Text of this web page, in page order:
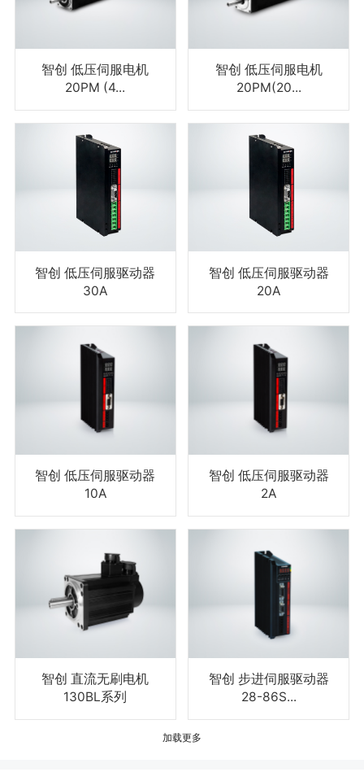
智创 低压伺服电机
20PM (4...
智创 低压伺服电机
20PM(20...
智创 低压伺服驱动器
30A
智创 低压伺服驱动器
20A
智创 低压伺服驱动器
10A
智创 低压伺服驱动器
2A
智创 直流无刷电机
130BL系列
智创 步进伺服驱动器
28-86S...
加载更多